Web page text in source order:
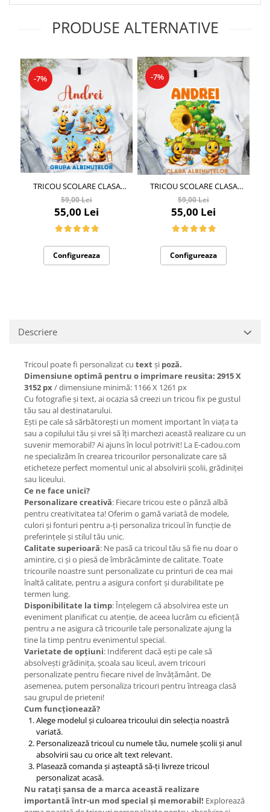
PRODUSE ALTERNATIVE
-7%
TRICOU SCOLARE CLASA
ALBINUTELOR
PERSONALIZAT PENTRU
ABSOLVENTI DE SCOALA SAU
GRADINITA
59,00 Lei
55,00 Lei
Configureaza
-7%
TRICOU SCOLARE CLASA
ALBINUTELOR
PERSONALIZAT PENTRU
ABSOLVENTI DE SCOALA SAU
GRADINITA
59,00 Lei
55,00 Lei
Configureaza
Descriere
Tricoul poate fi personalizat cu textși poză.
Dimensiune optimă pentru o imprimare reusita: 2915 X
3152 px/ dimensiune minimă: 1166 X 1261 px
Cu fotografie și text, ai ocazia să creezi un tricou fix pe gustul
tău sau al destinatarului.
Ești pe cale să sărbătorești un moment important în viața ta
sau a copilului tău și vrei să îți marchezi această realizare cu un
suvenir memorabil? Ai ajuns în locul potrivit! La E-cadou.com
ne specializăm în crearea tricourilor personalizate care să
eticheteze perfect momentul unic al absolvirii școlii, grădiniței
sau liceului.
Ce ne face unici?
Personalizare creativă: Fiecare tricou este o pânză albă
pentru creativitatea ta! Oferim o gamă variată de modele,
culori și fonturi pentru a-ți personaliza tricoul în funcție de
preferințele și stilul tău unic.
Calitate superioară: Ne pasă ca tricoul tău să fie nu doar o
amintire, ci și o piesă de îmbrăcăminte de calitate. Toate
tricourile noastre sunt personalizate cu printuri de cea mai
înaltă calitate, pentru a asigura confort și durabilitate pe
termen lung.
Disponibilitate la timp: Înțelegem că absolvirea este un
eveniment planificat cu atenție, de aceea lucrăm cu eficiență
pentru a ne asigura că tricourile tale personalizate ajung la
tine la timp pentru evenimentul special.
Varietate de opțiuni: Indiferent dacă ești pe cale să
absolvești grădinița, școala sau liceul, avem tricouri
personalizate pentru fiecare nivel de învățământ. De
asemenea, putem personaliza tricouri pentru întreaga clasă
sau grupul de prieteni!
Cum funcționează?
Alege modelul și culoarea tricoului din selecția noastră
variată.
Personalizează tricoul cu numele tău, numele școlii și anul
absolvirii sau cu orice alt text relevant.
Plasează comanda și așteaptă să-ți livreze tricoul
personalizat acasă.
Nu ratați șansa de a marca această realizare
importantă într-un mod special și memorabil! Explorează